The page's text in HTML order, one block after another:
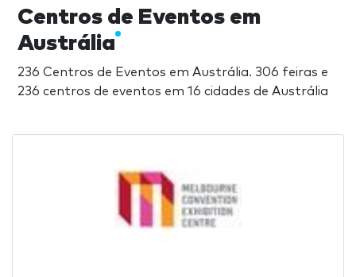
Centros de Eventos em
Austrália
236 Centros de Eventos em Austrália. 306 feiras e
236 centros de eventos em 16 cidades de Austrália